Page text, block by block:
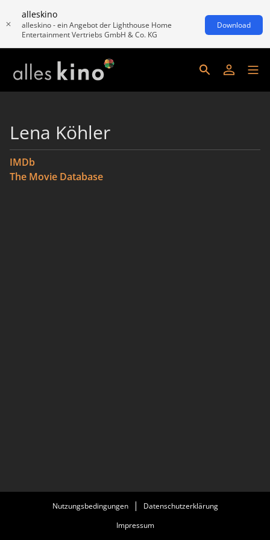
alleskino
alleskino - ein Angebot der Lighthouse Home
Entertainment Vertriebs GmbH & Co. KG
Download
Lena Köhler
IMDb
The Movie Database
Nutzungsbedingungen
Datenschutzerklärung
Impressum